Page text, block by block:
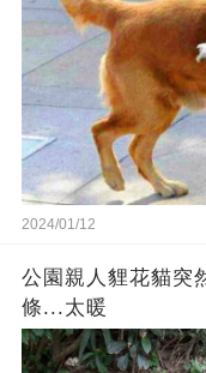
2024/01/12
公園親人貍花貓突
條...太暖